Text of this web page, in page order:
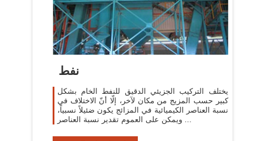
نفط
يختلف التركيب الجزيئي الدقيق للنفط الخام بشكل
كبير حسب المزيج من مكان لآخر، إلّا أنّ الاختلاف في
نسبة العناصر الكيميائية في المزائج يكون ضئيلاً نسبياً،
ويمكن على العموم تقدير نسبة العناصر ...